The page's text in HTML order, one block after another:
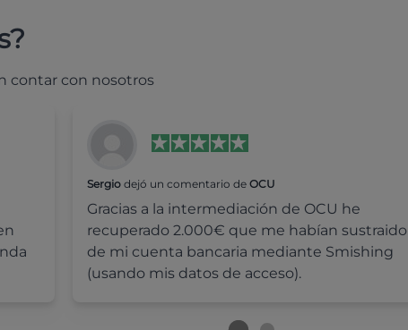
contar con nosotros
Sergiodejó un comentario de OCU
Gracias a la intermediación de OCU he
recuperado 2.000€ que me habían sustraido
de mi cuenta bancaria mediante Smishing
(usando mis datos de acceso).